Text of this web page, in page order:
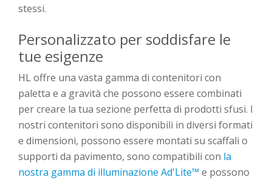
stessi.
Personalizzato per soddisfare le
tue esigenze
HL offre una vasta gamma di contenitori con
paletta e a gravità che possono essere combinati
per creare la tua sezione perfetta di prodotti sfusi. I
nostri contenitori sono disponibili in diversi formati
e dimensioni, possono essere montati su scaffali o
supporti da pavimento, sono compatibili con la
nostra gamma di illuminazione Ad'Lite™ e possono